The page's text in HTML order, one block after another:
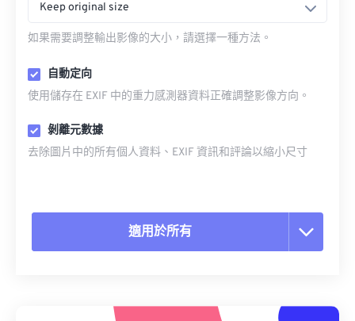
Keep original size
如果需要調整輸出影像的大小，請選擇一種方法。
自動定向
使用儲存在 EXIF 中的重力感測器資料正確調整影像方向。
剝離元數據
去除圖片中的所有個人資料、EXIF 資訊和評論以縮小尺寸
適用於所有